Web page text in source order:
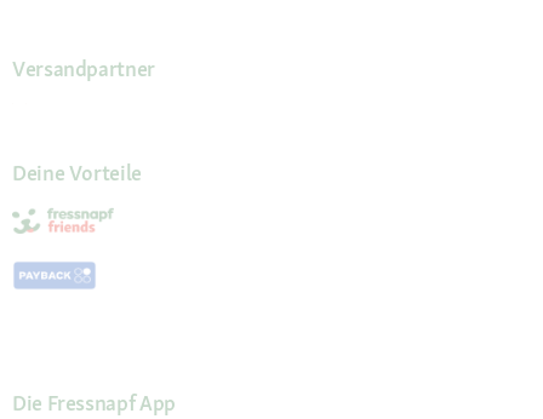
Versandpartner
Deine Vorteile
Die Fressnapf App